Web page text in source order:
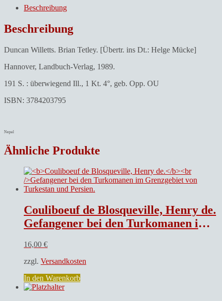
Beschreibung
Beschreibung
Duncan Willetts. Brian Tetley. [Übertr. ins Dt.: Helge Mücke]
Hannover, Landbuch-Verlag, 1989.
191 S. : überwiegend Ill., 1 Kt. 4°, geb. Opp. OU
ISBN: 3784203795
Nepal
Ähnliche Produkte
Couliboeuf de Blosqueville, Henry de.
Gefangener bei den Turkomanen im Grenzgebiet von Turkestan und Persien.
16,00 €
zzgl. Versandkosten
In den Warenkorb